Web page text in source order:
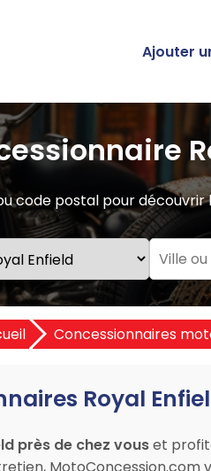
Ajouter
code postal pour
Concessionnaires
Royal
près de chez vouset